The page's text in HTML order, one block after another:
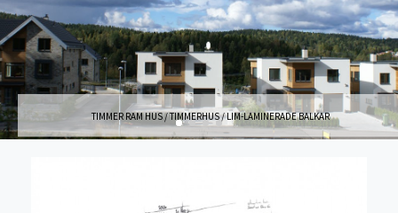
TIMMER RAM HUS / TIMMERHUS / LIM-LAMINERADE BALKAR